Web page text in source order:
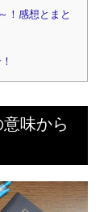
！感想とまと
味から